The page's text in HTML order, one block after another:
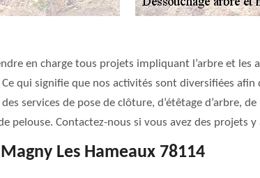
en charge tous projets impliquant l’arbre et les
qui signifie que nos activités sont diversifiées
services de pose de clôture, d’étêtage d’arbre,
pelouse. Contactez-nous si vous avez des projets y
Les Hameaux 78114